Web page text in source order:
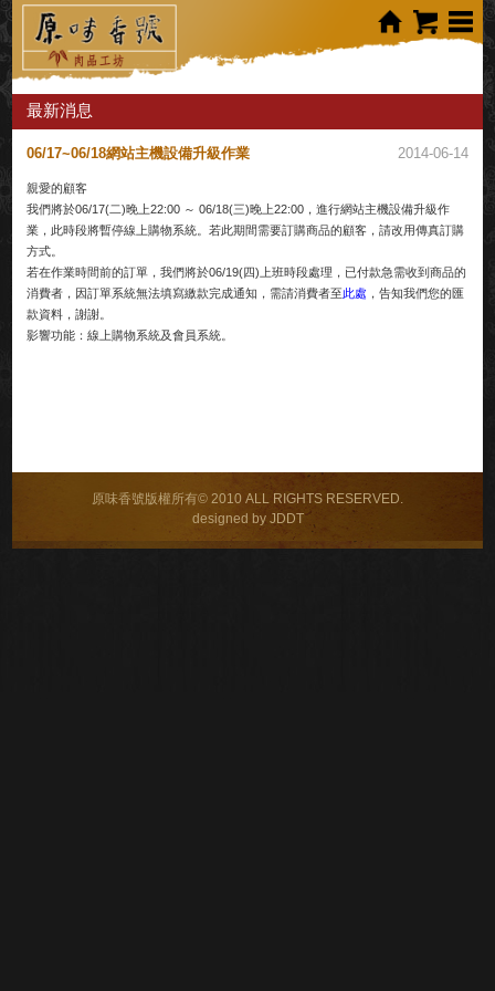
最新消息
06/17~06/18網站主機設備升級作業 2014-06-14
親愛的顧客
我們將於06/17(二)晚上22:00 ～ 06/18(三)晚上22:00，進行網站主機設備升級作
業，此時段將暫停線上購物系統。若此期間需要訂購商品的顧客，請改用傳真訂購
方式。
若在作業時間前的訂單，我們將於06/19(四)上班時段處理，已付款急需收到商品的
消費者，因訂單系統無法填寫繳款完成通知，需請消費者至此處 ，告知我們您的匯
款資料，謝謝。
影響功能：線上購物系統及會員系統。
原味香號版權所有© 2010 ALL RIGHTS RESERVED.
designed by JDDT